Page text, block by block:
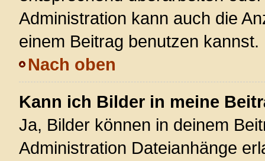
Administration kann auch die
einem Beitrag benutzen kannst.
Nach oben
Kann ich Bilder in meine
Ja, Bilder können in deinem
Administration Dateianhänge